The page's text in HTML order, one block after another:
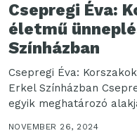
Csepregi Éva:
életmű
Színházban
Csepregi Éva:
Erkel Színházban
egyik meghatározó
NOVEMBER 26, 2024